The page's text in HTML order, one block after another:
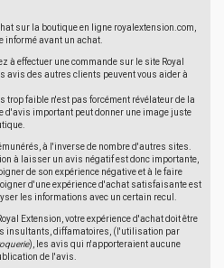
sur la boutique en ligne royalextension.com,
informé avant un achat.
à effectuer une commande sur le site Royal
avis des autres clients peuvent vous aider à
trop faible n'est pas forcément révélateur de la
d'avis important peut donner une image juste
à l'inverse de nombre d'autres sites.
à laisser un avis négatif est donc importante,
de son expérience négative et à le faire
d'une expérience d'achat satisfaisante est
les informations avec un certain recul.
Extension, votre expérience d'achat doit être
insultants, diffamatoires, (l'utilisation par
), les avis qui n'apporteraient aucune
de l'avis.